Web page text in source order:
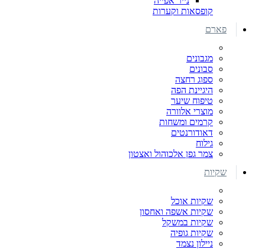
קופסאות וקערות
פארם
מגבונים
סבונים
ספוג רחצה
היגיינת הפה
טיפוח שיער
מוצרי אלוורה
קרמים ומשחות
דאודורנטים
גילוח
צמר גפן אלכוהול ואצטון
שקיות
שקיות אוכל
שקיות אשפה ואחסון
שקיות במשקל
שקיות גופיה
ניילון נצמד